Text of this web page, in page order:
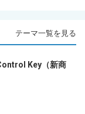
テーマ一覧を見る
Key（新商